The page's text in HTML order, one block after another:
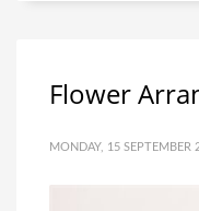
Flower
MONDAY, 15 SEPTEMBER